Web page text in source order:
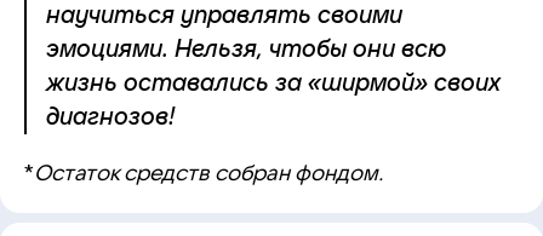
научиться управлять своими
эмоциями. Нельзя, чтобы они всю
жизнь оставались за «ширмой» своих
диагнозов!
*Остаток средств собран фондом.